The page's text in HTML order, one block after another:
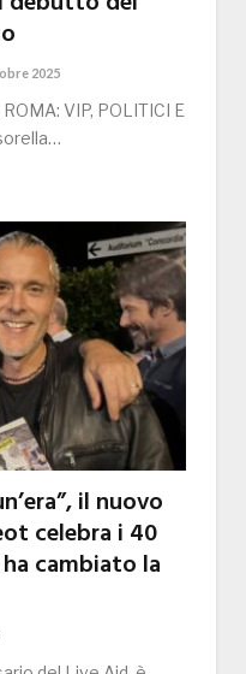
2025
VIP, POLITICI E
il nuovo
celebra i 40
cambiato la